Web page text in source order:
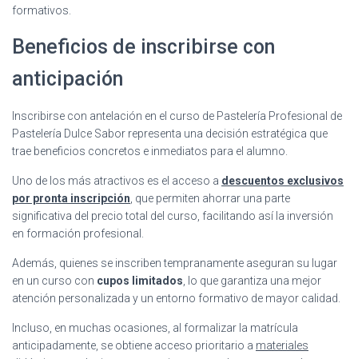
formativos.
Beneficios de inscribirse con
anticipación
Inscribirse con antelación en el curso de Pastelería Profesional de
Pastelería Dulce Sabor representa una decisión estratégica que
trae beneficios concretos e inmediatos para el alumno.
Uno de los más atractivos es el acceso a descuentos exclusivos
por pronta inscripción , que permiten ahorrar una parte
significativa del precio total del curso, facilitando así la inversión
en formación profesional.
Además, quienes se inscriben tempranamente aseguran su lugar
en un curso con cupos limitados , lo que garantiza una mejor
atención personalizada y un entorno formativo de mayor calidad.
Incluso, en muchas ocasiones, al formalizar la matrícula
anticipadamente, se obtiene acceso prioritario a materiales